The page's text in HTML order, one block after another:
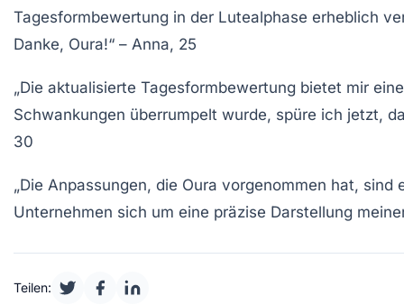
Tagesformbewertung in der Lutealphase erheblich
Danke, Oura!“ – Anna, 25
„Die aktualisierte Tagesformbewertung bietet mir
Schwankungen überrumpelt wurde, spüre ich jetzt,
30
„Die Anpassungen, die Oura vorgenommen hat,
Unternehmen sich um eine präzise Darstellung
Teilen: